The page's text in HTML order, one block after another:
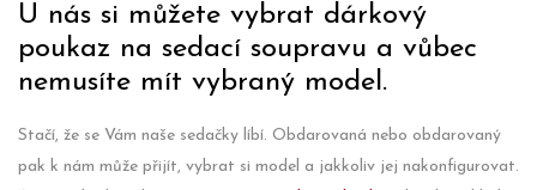
U nás si můžete vybrat dárkový
poukaz na sedací soupravu a vůbec
nemusíte mít vybraný model.
Stačí, že se Vám naše sedačky líbí. Obdarovaná nebo obdarovaný
pak k nám může přijít, vybrat si model a jakkoliv jej nakonfigurovat.